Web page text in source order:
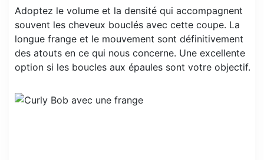
Adoptez le volume et la densité qui accompagnent
souvent les cheveux bouclés avec cette coupe. La
longue frange et le mouvement sont définitivement
des atouts en ce qui nous concerne. Une excellente
option si les boucles aux épaules sont votre objectif.